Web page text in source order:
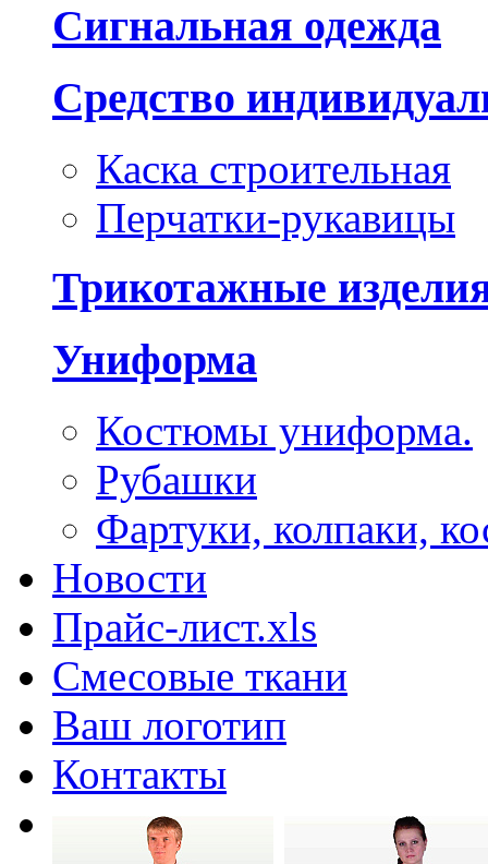
Сигнальная одежда
Средство
Каска строительная
Перчатки-рукавицы
Трикотажные
Униформа
Костюмы униформа.
Рубашки
Фартуки, колпаки,
Новости
Прайс-лист.xls
Смесовые ткани
Ваш логотип
Контакты